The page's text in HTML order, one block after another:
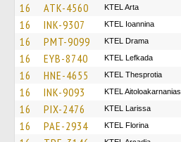
16 ATK-4560 KTEL Arta
16 INK-9307 KTEL Ioannina
16 PMT-9099 KTEL Drama
16 EYB-8740 KTEL Lefkada
16 HNE-4655 KTEL Thesprotia
16 INK-9093 KTEL Aitoloakarnanias
16 PIX-2476 KTEL Larissa
16 PAE-2934 KTEL Florina